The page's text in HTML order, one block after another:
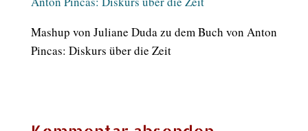
Mashup von Juliane Duda zu dem Buch von Anton
Pincas: Diskurs über die Zeit